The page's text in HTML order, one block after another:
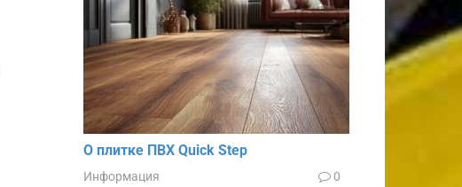
О плитке ПВХ Quick Step
Информация 0